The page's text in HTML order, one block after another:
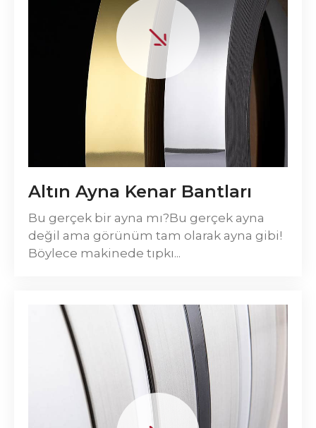
Altın Ayna Kenar Bantları
Bu gerçek bir ayna mı?Bu gerçek ayna
değil ama görünüm tam olarak ayna gibi!
Böylece makinede tıpkı...